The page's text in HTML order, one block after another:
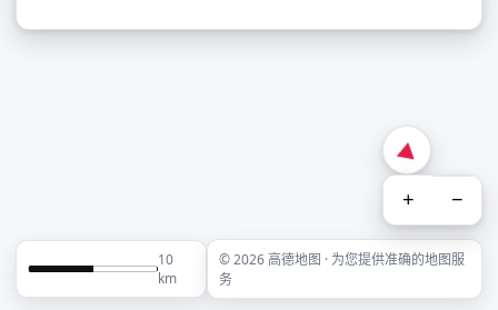
+ −
10
km
© 2026 高德地图 · 为您提供准确的地图服
务